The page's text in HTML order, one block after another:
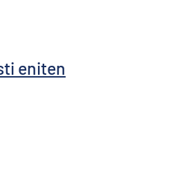
eniten